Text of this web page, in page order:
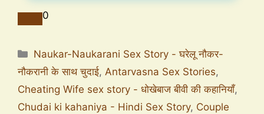
0
Naukar-Naukarani Sex Story - घरेलू नौकर-
नौकरानी के साथ चुदाई, Antarvasna Sex Stories,
Cheating Wife sex story - धोखेबाज बीवी की कहानियाँ,
Chudai ki kahaniya - Hindi Sex Story, Couple